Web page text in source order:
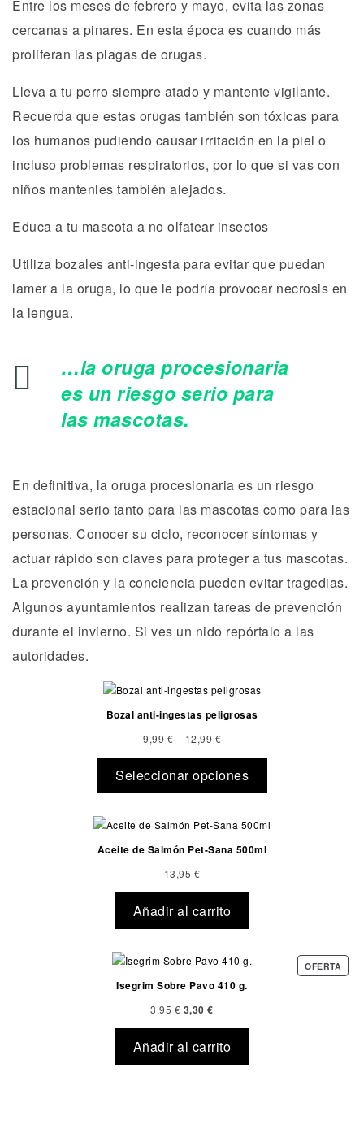
Entre los meses de febrero y mayo, evita las zonas
cercanas a pinares. En esta época es cuando más
proliferan las plagas de orugas.
Lleva a tu perro siempre atado y mantente vigilante.
Recuerda que estas orugas también son tóxicas para
los humanos pudiendo causar irritación en la piel o
incluso problemas respiratorios, por lo que si vas con
niños mantenles también alejados.
Educa a tu mascota a no olfatear insectos
Utiliza bozales anti-ingesta para evitar que puedan
lamer a la oruga, lo que le podría provocar necrosis en
la lengua.
…la oruga procesionaria
es un riesgo serio para
las mascotas.
En definitiva, la oruga procesionaria es un riesgo
estacional serio tanto para las mascotas como para las
personas. Conocer su ciclo, reconocer síntomas y
actuar rápido son claves para proteger a tus mascotas.
La prevención y la conciencia pueden evitar tragedias.
Algunos ayuntamientos realizan tareas de prevención
durante el invierno. Si ves un nido repórtalo a las
autoridades.
Bozal anti-ingestas peligrosas
9,99 € – 12,99 €
Seleccionar opciones
Aceite de Salmón Pet-Sana 500ml
13,95 €
Añadir al carrito
OFERTA
Isegrim Sobre Pavo 410 g.
3,95€ 3,30€
Añadir al carrito